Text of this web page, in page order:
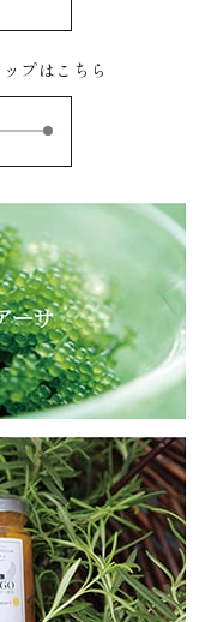
プはこちら